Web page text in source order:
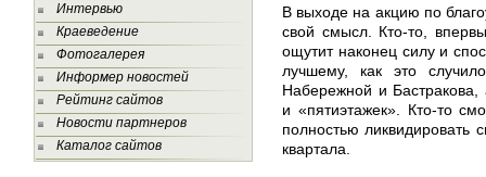
Интервью
Краеведение
Фотогалерея
Информер новостей
Рейтинг сайтов
Новости партнеров
Каталог сайтов
В выходе на акцию по
свой смысл. Кто-то,
ощутит наконец силу и
лучшему, как это
Набережной и Бастракова,
и «пятиэтажек». Кто-то
полностью ликвидировать
квартала.